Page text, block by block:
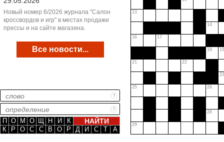
Новый номер 6/2026 журнала "Салон
кроссвордов и игр" в местах продажи
прессы и на сайте магазина.
Все новости...
П О М О Щ Н И
К
К
Р О С С В О Р Д И С Т А
13
14
16 17
18 19
21 22
23
25 26
28
29